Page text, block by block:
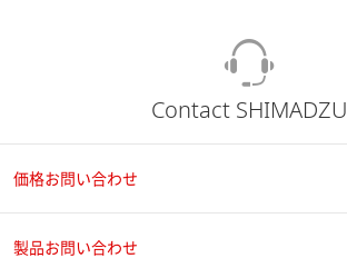
Contact SHIMADZU
価格お問い合わせ
製品お問い合わせ